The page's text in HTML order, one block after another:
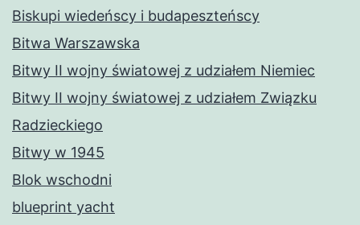
Biskupi wiedeńscy i budapeszteńscy
Bitwa Warszawska
Bitwy II wojny światowej z udziałem Niemiec
Bitwy II wojny światowej z udziałem Związku
Radzieckiego
Bitwy w 1945
Blok wschodni
blueprint yacht